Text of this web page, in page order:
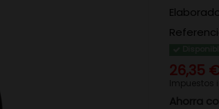
26,35
Impuestos
Ahorra